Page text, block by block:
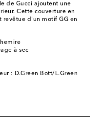
de Gucci ajoutent une
Cette couverture en
revêtue d'un motif GG en
à sec
: D.Green Bott/L.Green